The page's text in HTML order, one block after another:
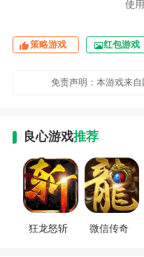
使
策略游戏 红包游戏
免责声明：本游戏来
良心游戏推荐
狂龙怒斩 微信传奇